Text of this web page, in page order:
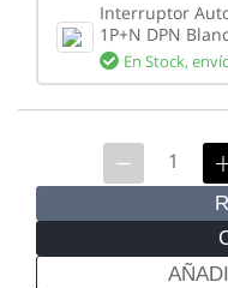
Interruptor
1P+N DPN
En Stock,